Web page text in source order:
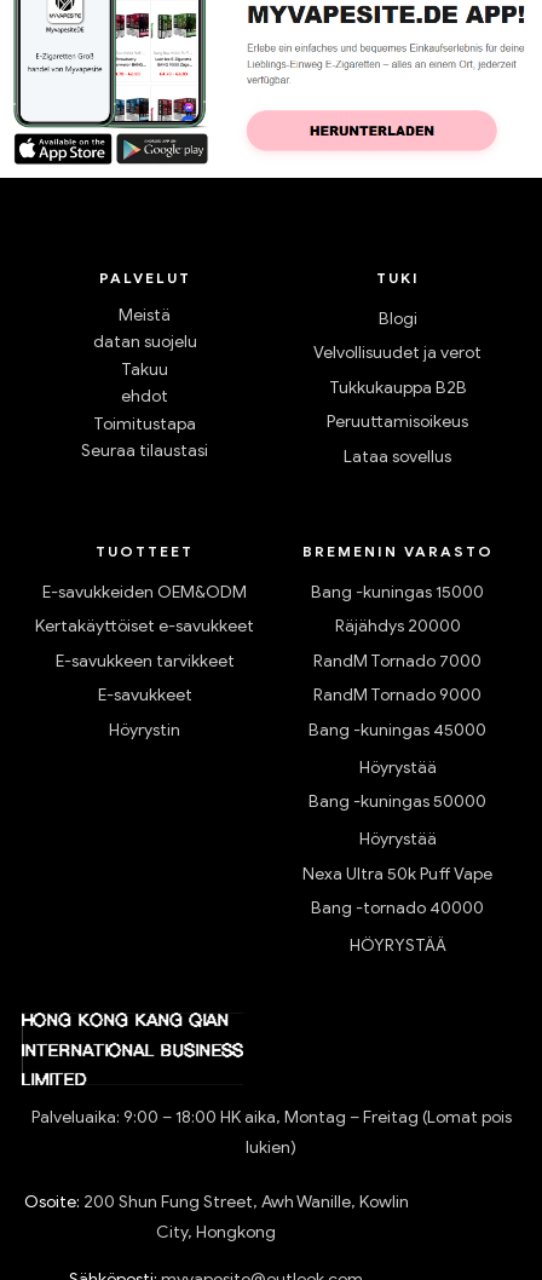
PALVELUT
Meistä
datan suojelu
Takuu
ehdot
Toimitustapa
Seuraa tilaustasi
TUKI
Blogi
Velvollisuudet ja verot
Tukkukauppa B2B
Peruuttamisoikeus
Lataa sovellus
TUOTTEET
E-savukkeiden OEM&ODM
Kertakäyttöiset e-savukkeet
E-savukkeen tarvikkeet
E-savukkeet
Höyrystin
BREMENIN VARASTO
Bang -kuningas 15000
Räjähdys 20000
RandM Tornado 7000
RandM Tornado 9000
Bang -kuningas 45000
Höyrystää
Bang -kuningas 50000
Höyrystää
Nexa Ultra 50k Puff Vape
Bang -tornado 40000
HÖYRYSTÄÄ
Palveluaika: 9:00 – 18:00 HK aika, Montag – Freitag (Lomat pois
lukien)
Osoite: 200 Shun Fung Street, Awh Wanille, Kowlin
City, Hongkong